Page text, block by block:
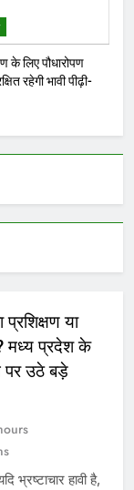
के लिए पौधारोपण
रहेगी भावी पीढ़ी-
या
मध्य प्रदेश के
पर उठे बड़े
भ्रष्टाचार हावी है,